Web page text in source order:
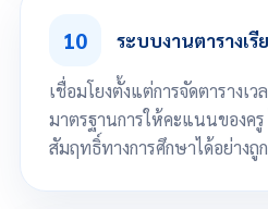
จัดการระดับชั้น, จัดการหลักสูตร จัดการ
จัดการข้อมูลพื้นฐาน กลุ่มวิชา หมวดวิชา
จัดการข้อมูลการลงทะเบียนของนักเ
จัดการตั้งค่า Ordinary
อ
10 ระบบงานตารางเ
เชื่อมโยงตั้งแต่การจัดตารางเว
มาตรฐานการให้คะแนนของค
สัมฤทธิ์ทางการศึกษาได้อย่างถู